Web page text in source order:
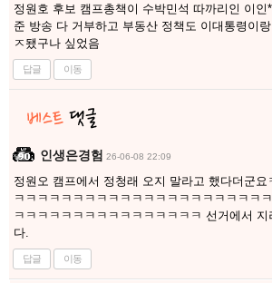
정원호 후보 캠프총책이 수박민석 따까리인 이
준 방송 다 거부하고 부동산 정책도 이대통령이
ㅈ됐구나 싶었음
답글 이동
인생은경험 26-06-08 22:09
정원오 캠프에서 정청래 오지 말라고 했다더군요
ㅋㅋㅋㅋㅋㅋㅋㅋㅋㅋㅋㅋㅋㅋㅋㅋㅋㅋㅋㅋㅋ
ㅋㅋㅋㅋㅋㅋㅋㅋㅋㅋㅋㅋㅋㅋㅋㅋ 선거에서
다.
답글 이동